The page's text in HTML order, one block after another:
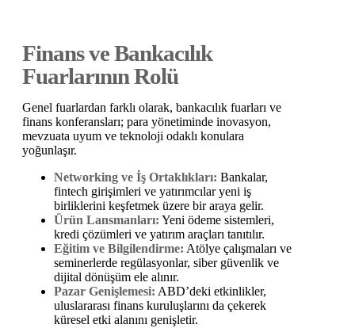
Finans ve Bankacılık
Fuarlarının Rolü
Genel fuarlardan farklı olarak, bankacılık fuarları ve
finans konferansları; para yönetiminde inovasyon,
mevzuata uyum ve teknoloji odaklı konulara
yoğunlaşır.
Networking ve İş Ortaklıkları: Bankalar,
fintech girişimleri ve yatırımcılar yeni iş
birliklerini keşfetmek üzere bir araya gelir.
Ürün Lansmanları: Yeni ödeme sistemleri,
kredi çözümleri ve yatırım araçları tanıtılır.
Eğitim ve Bilgilendirme: Atölye çalışmaları ve
seminerlerde regülasyonlar, siber güvenlik ve
dijital dönüşüm ele alınır.
Pazar Genişlemesi: ABD’deki etkinlikler,
uluslararası finans kuruluşlarını da çekerek
küresel etki alanını genişletir.